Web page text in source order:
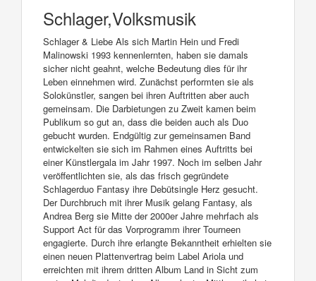
Schlager,Volksmusik
Schlager & Liebe Als sich Martin Hein und Fredi
Malinowski 1993 kennenlernten, haben sie damals
sicher nicht geahnt, welche Bedeutung dies für ihr
Leben einnehmen wird. Zunächst performten sie als
Solokünstler, sangen bei ihren Auftritten aber auch
gemeinsam. Die Darbietungen zu Zweit kamen beim
Publikum so gut an, dass die beiden auch als Duo
gebucht wurden. Endgültig zur gemeinsamen Band
entwickelten sie sich im Rahmen eines Auftritts bei
einer Künstlergala im Jahr 1997. Noch im selben Jahr
veröffentlichten sie, als das frisch gegründete
Schlagerduo Fantasy ihre Debütsingle Herz gesucht.
Der Durchbruch mit ihrer Musik gelang Fantasy, als
Andrea Berg sie Mitte der 2000er Jahre mehrfach als
Support Act für das Vorprogramm ihrer Tourneen
engagierte. Durch ihre erlangte Bekanntheit erhielten sie
einen neuen Plattenvertrag beim Label Ariola und
erreichten mit ihrem dritten Album Land in Sicht zum